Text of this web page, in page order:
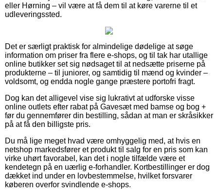
eller Hørning – vil være at få dem til at køre varerne til et
udleveringssted.
Det er særligt praktisk for almindelige dødelige at søge
information om priser fra flere e-shops, og til tak har utallige
online butikker set sig nødsaget til at nedsætte priserne på
produkterne – til juniorer, og samtidig til mænd og kvinder –
voldsomt, og endda nogle gange præstere portofri fragt.
Dog kan det alligevel vise sig lukrativt at udforske visse
online outlets efter rabat på Gavesæt med bamse og bog +
før du gennemfører din bestilling, sådan at man er skråsikker
på at få den billigste pris.
Du må lige meget hvad være omhyggelig med, at hvis en
netshop markedsfører et produkt til salg for en pris som kan
virke uhørt favorabel, kan det i nogle tilfælde være et
kendetegn på en uærlig e-forhandler. Kortbestillinger er dog
dækket ind under en lovbestemmelse, hvilket forsvarer
køberen overfor svindlende e-shops.